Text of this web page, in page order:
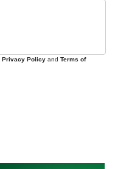
Privacy Policy and Terms of